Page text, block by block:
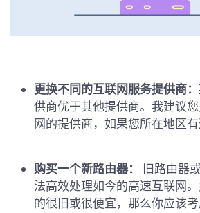
更换不同的互联网服务提供商：
供商优于其他提供商。我建议
网的提供商，如果您所在地区有
购买一个新路由器：
旧路由器
法高效处理如今的高速互联网
的很旧或很便宜，那么你应该考